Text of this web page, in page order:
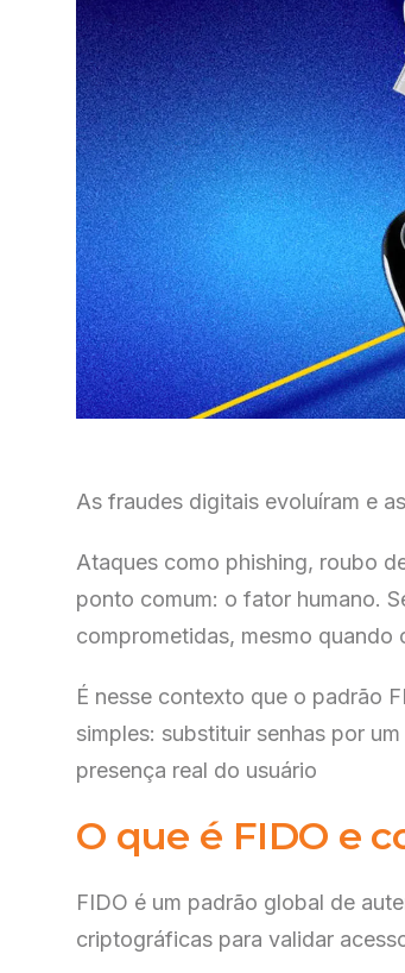
As fraudes digitais evoluíram e
Ataques como phishing, roubo
ponto comum: o fator humano.
comprometidas, mesmo
É nesse contexto que o padrão
simples: substituir senhas por
presença real do usuário
O que é FIDO e
FIDO é um padrão global de
criptográficas para validar